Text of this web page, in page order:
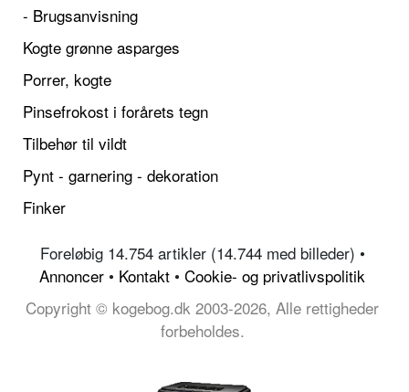
- Brugsanvisning
Kogte grønne asparges
Porrer, kogte
Pinsefrokost i forårets tegn
Tilbehør til vildt
Pynt - garnering - dekoration
Finker
Foreløbig 14.754 artikler (14.744 med billeder) •
Annoncer • Kontakt • Cookie- og privatlivspolitik
Copyright © kogebog.dk 2003-2026, Alle rettigheder
forbeholdes.